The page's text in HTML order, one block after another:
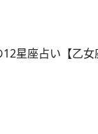
12星座占い【乙